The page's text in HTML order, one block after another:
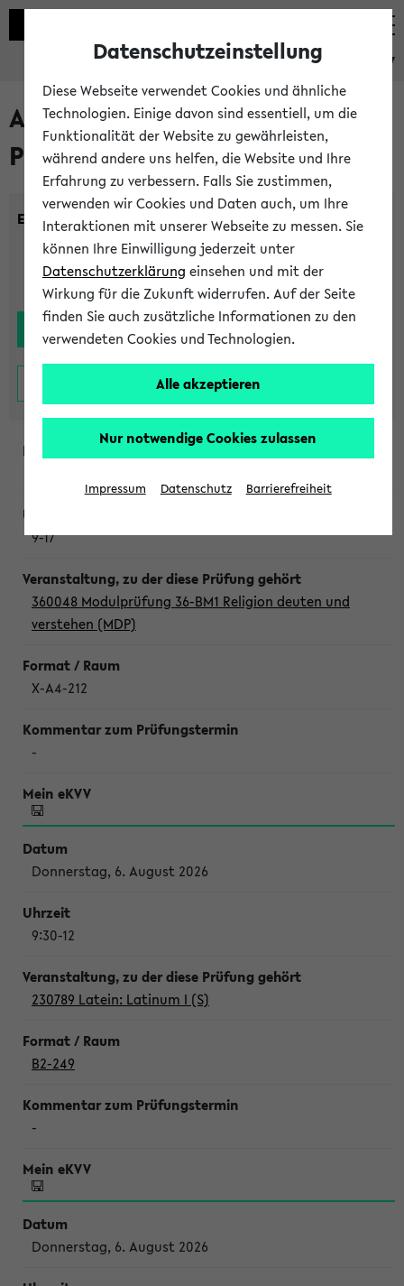
eKVV
Alle noch stattfindenden
Prüfungen
Einrichtung:
9-17
360048 Modulprüfung 36-BM1 Religion deuten und
verstehen (MDP)
X-A4-212
-
Donnerstag, 6. August 2026
9:30-12
230789 Latein: Latinum I (S)
B2-249
-
Donnerstag, 6. August 2026
Datenschutzeinstellung
Diese Webseite verwendet Cookies und ähnliche
Technologien. Einige davon sind essentiell, um die
Funktionalität der Website zu gewährleisten,
während andere uns helfen, die Website und Ihre
Erfahrung zu verbessern. Falls Sie zustimmen,
verwenden wir Cookies und Daten auch, um Ihre
Interaktionen mit unserer Webseite zu messen. Sie
können Ihre Einwilligung jederzeit unter
Datenschutzerklärung einsehen und mit der
Wirkung für die Zukunft widerrufen. Auf der Seite
finden Sie auch zusätzliche Informationen zu den
verwendeten Cookies und Technologien.
Alle akzeptieren
Nur notwendige Cookies zulassen
Impressum Datenschutz Barrierefreiheit